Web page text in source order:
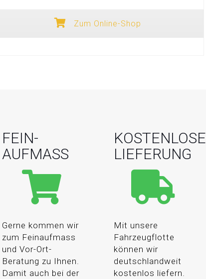
Zum Online-Shop
FEIN-
AUFMASS
Gerne kommen wir
zum Feinaufmass
und Vor-Ort-
Beratung zu Ihnen.
Damit auch bei der
KOSTENLOSE
LIEFERUNG
Mit unsere
Fahrzeugflotte
können wir
deutschlandweit
kostenlos liefern.